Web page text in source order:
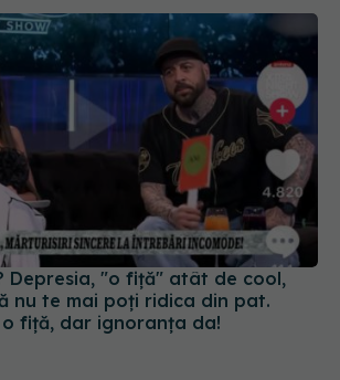
Depresia, "o fiță" atât de cool,
nu te mai poți ridica din pat.
o fiță, dar ignoranța da!